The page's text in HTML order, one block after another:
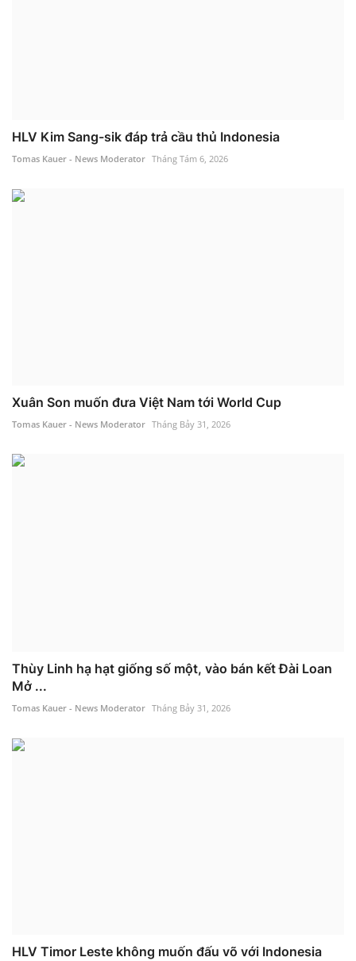
HLV Kim Sang-sik đáp trả cầu thủ Indonesia
Tomas Kauer - News Moderator Tháng Tám 6, 2026
Xuân Son muốn đưa Việt Nam tới World Cup
Tomas Kauer - News Moderator Tháng Bảy 31, 2026
Thùy Linh hạ hạt giống số một, vào bán kết Đài Loan
Mở ...
Tomas Kauer - News Moderator Tháng Bảy 31, 2026
HLV Timor Leste không muốn đấu võ với Indonesia